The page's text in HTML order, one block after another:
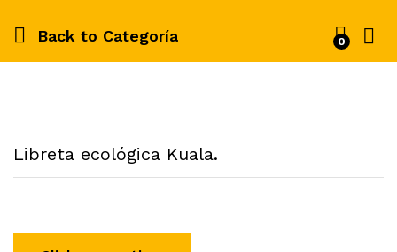
Back to Categoría 0
Libreta ecológica Kuala.